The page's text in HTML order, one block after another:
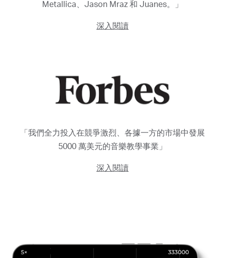
Metallica、Jason Mraz 和 Juanes。」
深入閱讀
「我們全力投入在競爭激烈、各據一方的市場中發展
5000 萬美元的音樂教學事業」
深入閱讀